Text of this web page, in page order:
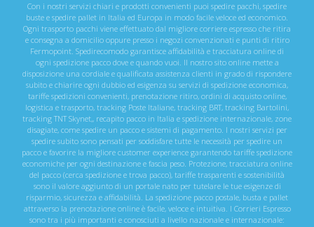
Con i nostri servizi chiari e prodotti convenienti puoi spedire pacchi, spedire
buste e spedire pallet in Italia ed Europa in modo facile veloce ed economico.
Ogni trasporto pacchi viene effettuato dal migliore corriere espresso che ritira
e consegna a domicilio oppure presso i negozi convenzionati e punti di ritiro
Fermopoint. Spedirecomodo garantisce affidabilità e tracciatura online di
ogni spedizione pacco dove e quando vuoi. Il nostro sito online mette a
disposizione una cordiale e qualificata assistenza clienti in grado di rispondere
subito e chiarire ogni dubbio ed esigenza su servizi di spedizione economica,
tariffe spedizioni convenienti, prenotazione ritiro, ordini di acquisto online,
logistica e trasporto, tracking Poste Italiane, tracking BRT, tracking Bartolini,
tracking TNT Skynet,, recapito pacco in Italia e spedizione internazionale, zone
disagiate, come spedire un pacco e sistemi di pagamento. I nostri servizi per
spedire subito sono pensati per soddisfare tutte le necessità per spedire un
pacco e favorire la migliore customer experience garantendo tariffe spedizione
economiche per ogni destinazione e fascia peso. Protezione, tracciatura online
del pacco (cerca spedizione e trova pacco), tariffe trasparenti e sostenibilità
sono il valore aggiunto di un portale nato per tutelare le tue esigenze di
risparmio, sicurezza e affidabilità. La spedizione pacco postale, busta e pallet
attraverso la prenotazione online è facile, veloce e intuitiva. I Corrieri Espresso
sono tra i più importanti e conosciuti a livello nazionale e internazionale: